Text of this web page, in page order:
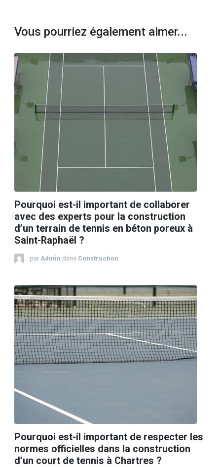
Vous pourriez également aimer...
Pourquoi est-il important de collaborer
avec des experts pour la construction
d’un terrain de tennis en béton poreux à
Saint-Raphaël ?
par Admin dans Construction
Pourquoi est-il important de respecter les
normes officielles dans la construction
d’un court de tennis à Chartres ?